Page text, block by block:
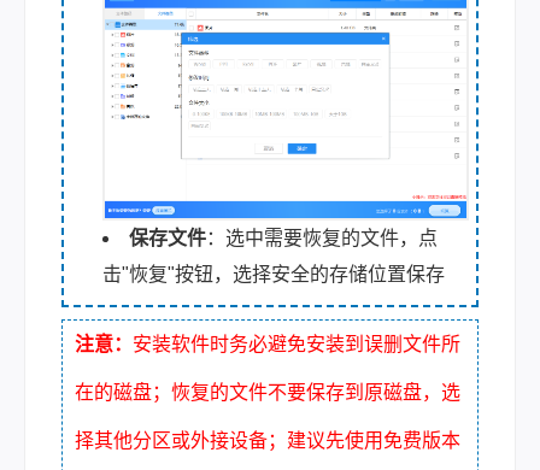
保存文件：选中需要恢复的文件，点
击"恢复"按钮，选择安全的存储位置保存
注意： 安装软件时务必避免安装到误删文件所
在的磁盘；恢复的文件不要保存到原磁盘，选
择其他分区或外接设备；建议先使用免费版本